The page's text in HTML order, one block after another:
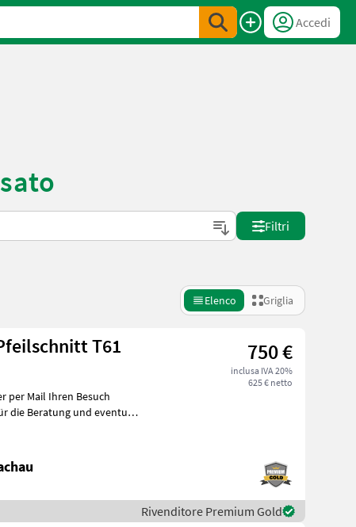
Accedi
Filtri
Elenco Griglia
T61 750 €
inclusa IVA 20%
625 € netto
Rivenditore Premium Gold